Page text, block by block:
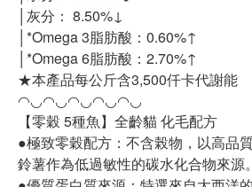
│灰分： 8.50%↓
│*Omega 3脂肪酸：0.60%↑
│*Omega 6脂肪酸：2.70%↑
★本產品每公斤含3,500仟卡代謝能
◠◡◠◡◠◡◠◡◠◡
【零穀 5種魚】全齡貓 化毛配方
●極致零穀配方：不含榖物，以高品
鈴薯作為低過敏性的碳水化合物來源。